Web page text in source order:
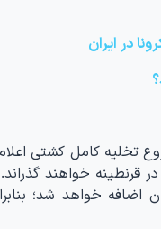
در ایران
۱۹ فوریه را زمان شروع
گشت و پس از بازگشت ۱۴ روز را در
اضافه خواهد شد؛